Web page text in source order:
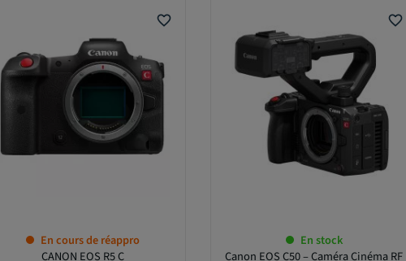
favorite_border
En cours de réappro
CANON EOS R5 C
favorite_border
En stock
Canon EOS C50 – Caméra Cinéma RF